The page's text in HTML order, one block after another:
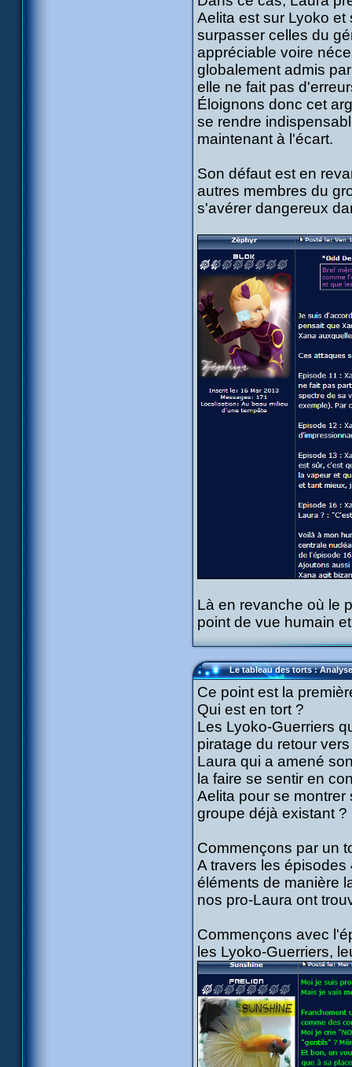
Aelita est sur Lyoko
surpasser celles du
appréciable voire
globalement admis
elle ne fait pas
Éloignons donc cet
se rendre
maintenant à l'écart.
Son défaut est en
autres membres du
s'avérer dangereux
Là en revanche où le
point de vue humain
Le tableau des torts :
Ce point est la
Qui est en tort ?
Les Lyoko-Guerriers
piratage du retour
Laura qui a amené
la faire se sentir en
Aelita pour se
groupe déjà existant ?
Commençons par un
A travers les épisodes
éléments de manière
nos pro-Laura ont
Commençons avec
les Lyoko-Guerriers,